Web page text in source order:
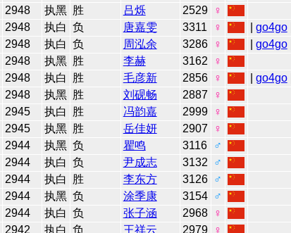
2948 执黑 胜 吕烁 2529
♀
2948 执白 负 唐嘉雯 3311 ♀ go4go|
2948 执白 负 周泓余 3286 ♀ go4go|
2948 执黑 胜 李赫 3162
♀
2948 执白 胜 毛彦新 2856 ♀ go4go|
2948 执黑 胜 刘砚畅 2887
♀
2945 执白 胜 冯韵嘉 2999
♀
2945 执黑 胜 岳佳妍 2907
♀
2944 执黑 负 瞿鸣 3116
♂
2944 执白 负 尹成志 3132
♂
2944 执白 胜 李东方 3126
♂
2944 执黑 负 涂季康 3154
♂
2944 执白 负 张子涵 2968
♀
2942 执白 负 王祥云 2979
♀